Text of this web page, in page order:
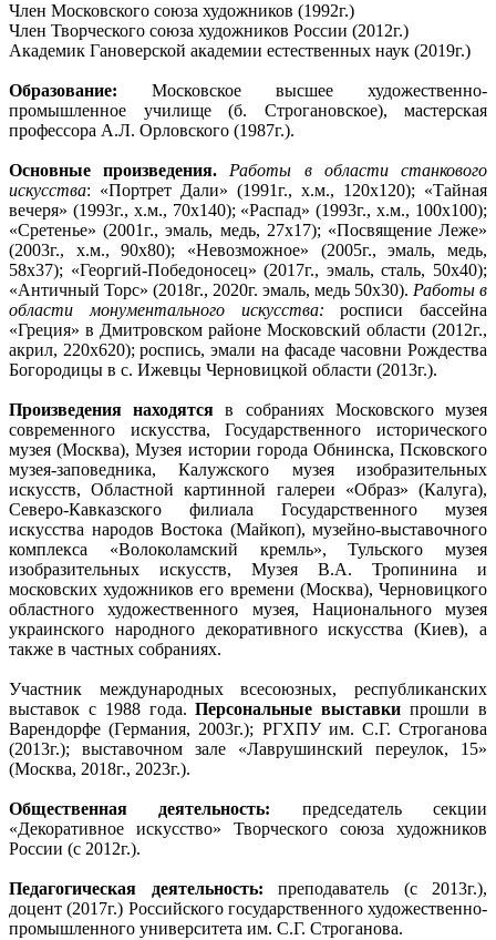
Член Московского союза художников (1992г.)
Член Творческого союза художников России (2012г.)
Академик Гановерской академии естественных наук (2019г.)
Образование: Московское высшее художественно-
промышленное училище (б. Строгановское), мастерская
профессора А.Л. Орловского (1987г.).
Основные произведения. Работы в области станкового
искусства: «Портрет Дали» (1991г., х.м., 120х120); «Тайная
вечеря» (1993г., х.м., 70х140); «Распад» (1993г., х.м., 100х100);
«Сретенье» (2001г., эмаль, медь, 27х17); «Посвящение Леже»
(2003г., х.м., 90х80); «Невозможное» (2005г., эмаль, медь,
58х37); «Георгий-Победоносец» (2017г., эмаль, сталь, 50х40);
«Античный Торс» (2018г., 2020г. эмаль, медь 50х30). Работы в
области монументального искусства: росписи бассейна
«Греция» в Дмитровском районе Московский области (2012г.,
акрил, 220х620); роспись, эмали на фасаде часовни Рождества
Богородицы в с. Ижевцы Черновицкой области (2013г.).
Произведения находятсяв собраниях Московского музея
современного искусства, Государственного исторического
музея (Москва), Музея истории города Обнинска, Псковского
музея-заповедника, Калужского музея изобразительных
искусств, Областной картинной галереи «Образ» (Калуга),
Северо-Кавказского филиала Государственного музея
искусства народов Востока (Майкоп), музейно-выставочного
комплекса «Волоколамский кремль», Тульского музея
изобразительных искусств, Музея В.А. Тропинина и
московских художников его времени (Москва), Черновицкого
областного художественного музея, Национального музея
украинского народного декоративного искусства (Киев), а
также в частных собраниях.
Участник международных всесоюзных, республиканских
выставок с 1988 года.Персональные выставки прошли в
Варендорфе (Германия, 2003г.); РГХПУ им. С.Г. Строганова
(2013г.); выставочном зале «Лаврушинский переулок, 15»
(Москва, 2018г., 2023г.).
Общественная деятельность: председатель секции
«Декоративное искусство» Творческого союза художников
России (с 2012г.).
Педагогическая деятельность: преподаватель (с 2013г.),
доцент (2017г.) Российского государственного художественно-
промышленного университета им. С.Г. Строганова.